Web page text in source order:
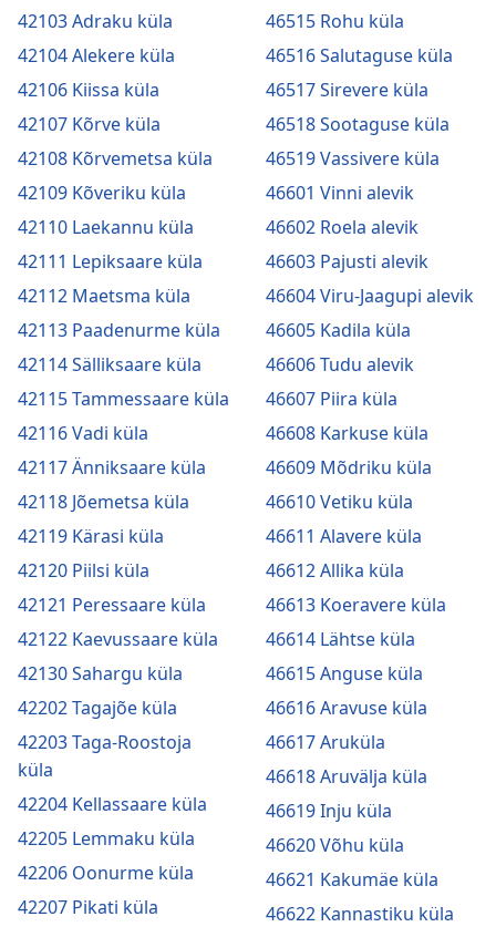
42103 Adraku küla
42104 Alekere küla
42106 Kiissa küla
42107 Kõrve küla
42108 Kõrvemetsa küla
42109 Kõveriku küla
42110 Laekannu küla
42111 Lepiksaare küla
42112 Maetsma küla
42113 Paadenurme küla
42114 Sälliksaare küla
42115 Tammessaare küla
42116 Vadi küla
42117 Änniksaare küla
42118 Jõemetsa küla
42119 Kärasi küla
42120 Piilsi küla
42121 Peressaare küla
42122 Kaevussaare küla
42130 Sahargu küla
42202 Tagajõe küla
42203 Taga-Roostoja
küla
42204 Kellassaare küla
42205 Lemmaku küla
42206 Oonurme küla
42207 Pikati küla
46515 Rohu küla
46516 Salutaguse küla
46517 Sirevere küla
46518 Sootaguse küla
46519 Vassivere küla
46601 Vinni alevik
46602 Roela alevik
46603 Pajusti alevik
46604 Viru-Jaagupi alevik
46605 Kadila küla
46606 Tudu alevik
46607 Piira küla
46608 Karkuse küla
46609 Mõdriku küla
46610 Vetiku küla
46611 Alavere küla
46612 Allika küla
46613 Koeravere küla
46614 Lähtse küla
46615 Anguse küla
46616 Aravuse küla
46617 Aruküla
46618 Aruvälja küla
46619 Inju küla
46620 Võhu küla
46621 Kakumäe küla
46622 Kannastiku küla